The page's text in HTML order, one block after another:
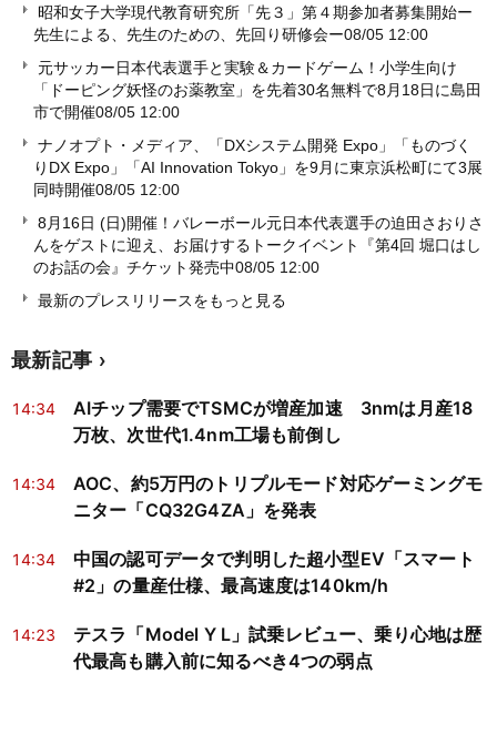
昭和女子大学現代教育研究所「先３」第４期参加者募集開始ー
先生による、先生のための、先回り研修会ー08/05 12:00
元サッカー日本代表選手と実験＆カードゲーム！小学生向け
「ドーピング妖怪のお薬教室」を先着30名無料で8月18日に島田
市で開催08/05 12:00
ナノオプト・メディア、「DXシステム開発 Expo」「ものづく
りDX Expo」「AI Innovation Tokyo」を9月に東京浜松町にて3展
同時開催08/05 12:00
8月16日 (日)開催！バレーボール元日本代表選手の迫田さおりさ
んをゲストに迎え、お届けするトークイベント『第4回 堀口はし
のお話の会』チケット発売中08/05 12:00
最新のプレスリリースをもっと見る
最新記事
14:34
AIチップ需要でTSMCが増産加速 3nmは月産18
万枚、次世代1.4nm工場も前倒し
14:34
AOC、約5万円のトリプルモード対応ゲーミングモ
ニター「CQ32G4ZA」を発表
14:34
中国の認可データで判明した超小型EV「スマート
#2」の量産仕様、最高速度は140km/h
14:23
テスラ「Model Y L」試乗レビュー、乗り心地は歴
代最高も購入前に知るべき4つの弱点